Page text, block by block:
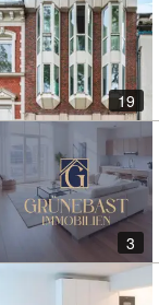
19
3